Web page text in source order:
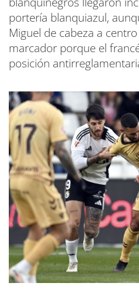
portería blanquiazul,
Miguel de cabeza a
marcador porque el
posición